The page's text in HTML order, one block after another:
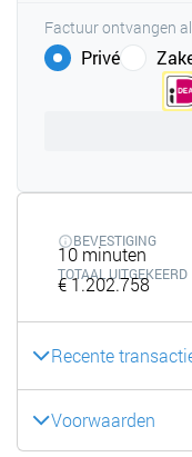
Factuur ontvangen
Privé
BEVESTIGING
10 minuten
TOTAAL UITGEKEERD
€ 1.202.758
Recente
Voorwaarden